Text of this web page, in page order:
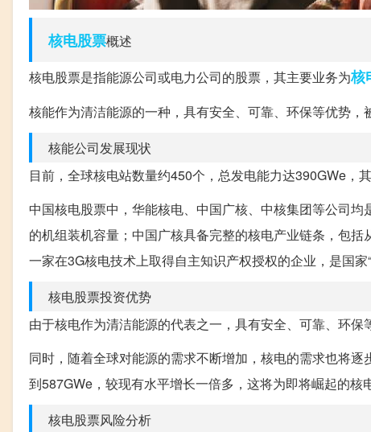
核电股票概述
核电股票是指能源公司或电力公司的股票，其主要业务为核
核能作为清洁能源的一种，具有安全、可靠、环保等优势
核能公司发展现状
目前，全球核电站数量约450个，总发电能力达390GWe，
中国核电股票中，华能核电、中国广核、中核集团等公司
的机组装机容量；中国广核具备完整的核电产业链条，包
一家在3G核电技术上取得自主知识产权授权的企业，是国家
核电股票投资优势
由于核电作为清洁能源的代表之一，具有安全、可靠、环保
同时，随着全球对能源的需求不断增加，核电的需求也将
到587GWe，较现有水平增长一倍多，这将为即将崛起的核
核电股票风险分析